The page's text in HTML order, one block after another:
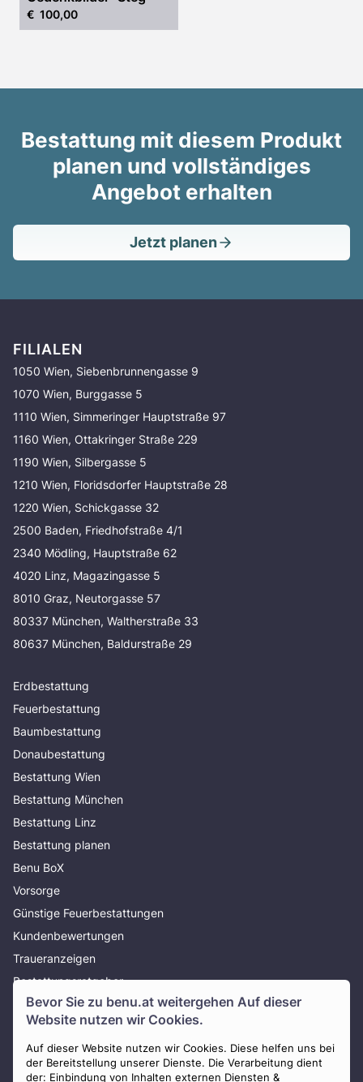
Bevor Sie zu benu.at weitergehen Auf dieser
Website nutzen wir Cookies.
Auf dieser Website nutzen wir Cookies. Diese helfen uns bei
der Bereitstellung unserer Dienste. Die Verarbeitung dient
der: Einbindung von Inhalten externen Diensten &
€ 100,00
Bestattung mit diesem Produkt
planen und vollständiges
Angebot erhalten
Jetzt planen
FILIALEN
1050 Wien, Siebenbrunnengasse 9
1070 Wien, Burggasse 5
1110 Wien, Simmeringer Hauptstraße 97
1160 Wien, Ottakringer Straße 229
1190 Wien, Silbergasse 5
1210 Wien, Floridsdorfer Hauptstraße 28
1220 Wien, Schickgasse 32
2500 Baden, Friedhofstraße 4/1
2340 Mödling, Hauptstraße 62
4020 Linz, Magazingasse 5
8010 Graz, Neutorgasse 57
80337 München, Waltherstraße 33
80637 München, Baldurstraße 29
Erdbestattung
Feuerbestattung
Baumbestattung
Donaubestattung
Bestattung Wien
Bestattung München
Bestattung Linz
Bestattung planen
Benu BoX
Vorsorge
Günstige Feuerbestattungen
Kundenbewertungen
Traueranzeigen
Bestattungsratgeber
Über uns
Presse
AGB
Impressum